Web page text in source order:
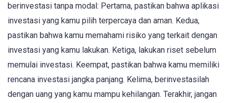
berinvestasi tanpa modal: Pertama, pastikan bahwa aplikasi
investasi yang kamu pilih terpercaya dan aman. Kedua,
pastikan bahwa kamu memahami risiko yang terkait dengan
investasi yang kamu lakukan. Ketiga, lakukan riset sebelum
memulai investasi. Keempat, pastikan bahwa kamu memiliki
rencana investasi jangka panjang. Kelima, berinvestasilah
dengan uang yang kamu mampu kehilangan. Terakhir, jangan